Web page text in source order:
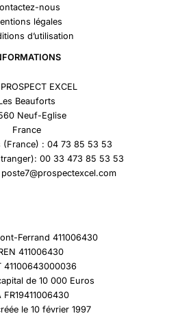
nous
légales
d’utilisation
EXCEL
Beauforts
Neuf-Eglise
France
(France) : 04 73 85 53 53
00 33 473 85 53 53
Ferrand 411006430
411006430
41100643000036
de 10 000 Euros
FR19411006430
le 10 février 1997